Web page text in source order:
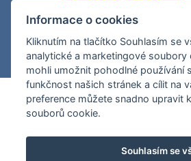
Informace o cookies
Kliknutím na tlačítko Souhlasím se
analytické a marketingové
mohli umožnit pohodlné používání
funkčnost našich stránek a cílit na
preference můžete snadno upravit
souborů cookie.
Souhlasím se